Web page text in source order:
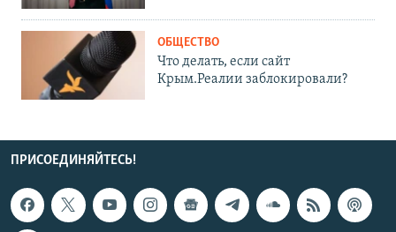
ОБЩЕСТВО
Что делать, если сайт
Крым.Реалии заблокировали?
ПРИСОЕДИНЯЙТЕСЬ!